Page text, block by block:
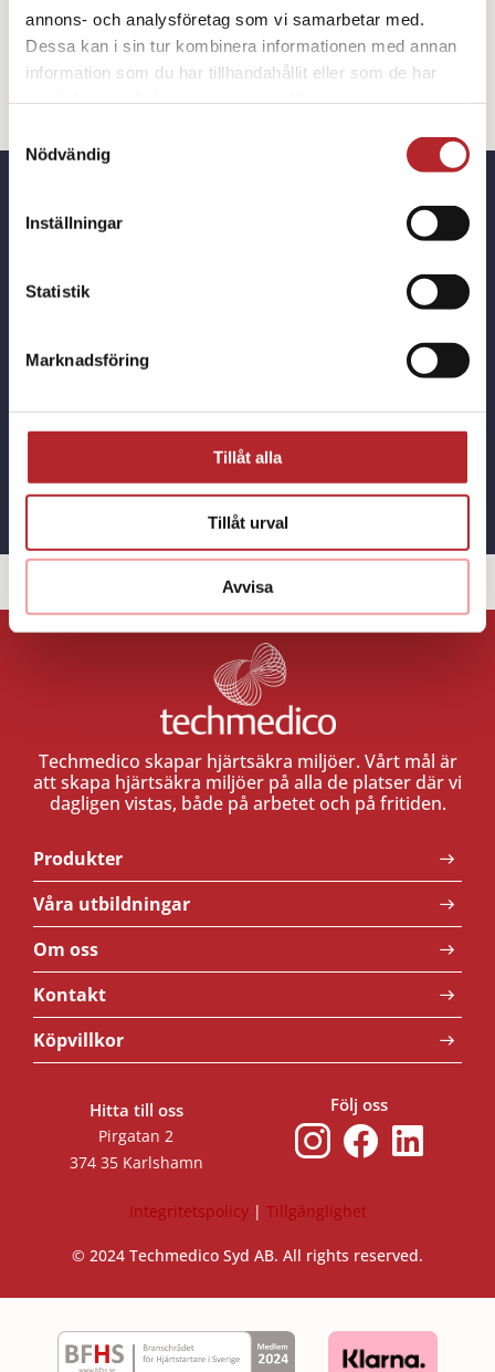
annons- och analysföretag som vi samarbetar med.
Dessa kan i sin tur kombinera informationen med annan
information som du har tillhandahållit eller som de har
Nödvändig
Inställningar
Statistik
Marknadsföring
Tillåt alla
Tillåt urval
Avvisa
[custom_product_description]
livräddande produkten du letar efter!
KONTAKT
Techmedico skapar hjärtsäkra miljöer. Vårt mål är
att skapa hjärtsäkra miljöer på alla de platser där vi
dagligen vistas, både på arbetet och på fritiden.
Integritetspolicy| Tillgänglighet
© 2024 Techmedico Syd AB. All rights reserved.
Produkter
Våra utbildningar
Om oss
Kontakt
Köpvillkor
Hitta till oss
Pirgatan 2
374 35 Karlshamn
Följ oss